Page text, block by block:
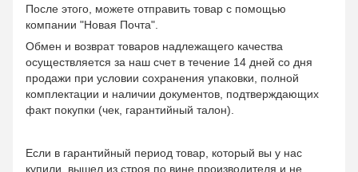
После этого, можете отправить товар с помощью
компании "Новая Почта".
Обмен и возврат товаров надлежащего качества
осуществляется за наш счет в течение 14 дней со дня
продажи при условии сохранения упаковки, полной
комплектации и наличии документов, подтверждающих
факт покупки (чек, гарантийный талон).
Если в гарантийный период товар, который вы у нас
купили, вышел из строя по вине производителя и не